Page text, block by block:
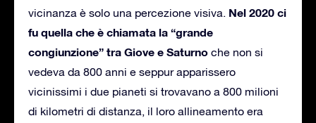
vicinanza è solo una percezione visiva. Nel 2020 ci
fu quella che è chiamata la “grande
congiunzione” tra Giove e Saturno che non si
vedeva da 800 anni e seppur apparissero
vicinissimi i due pianeti si trovavano a 800 milioni
di kilometri di distanza, il loro allineamento era